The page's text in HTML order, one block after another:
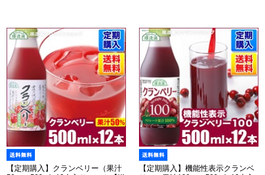
【定期購入】クランベリー（果汁
【定期購入】機能性表示クランベ